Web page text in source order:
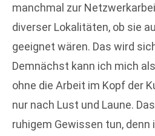
manchmal zur
diverser Lokalitäten, ob sie
geeignet wären. Das wird
Demnächst kann ich mich
ohne die Arbeit im Kopf der
nur nach Lust und Laune.
ruhigem Gewissen tun, denn